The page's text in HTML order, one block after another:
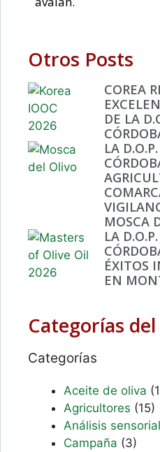
Otros Posts
COREA
DE LA
LA
MOSCA
LA
ÉXITOS
EN
Categorías
Categorías
Aceite de oliva
Agricultores (15)
Análisis sensorial
Campaña (3)